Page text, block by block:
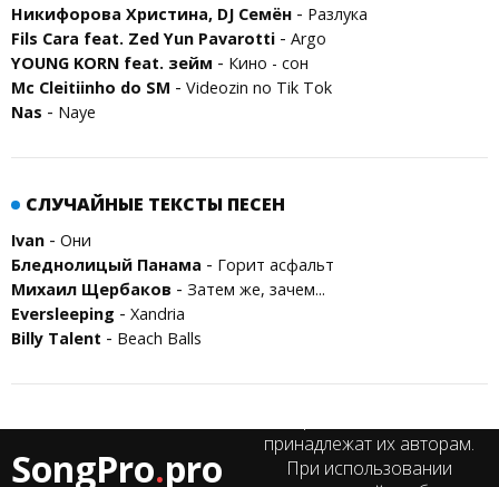
Никифорова Христина, DJ Семён - Разлука
Fils Cara feat. Zed Yun Pavarotti - Argo
YOUNG KORN feat. зейм - Кино - сон
Mc Cleitiinho do SM - Videozin no Tik Tok
Nas - Naye
СЛУЧАЙНЫЕ ТЕКСТЫ ПЕСЕН
Ivan - Они
Бледнолицый Панама - Горит асфальт
Михаил Щербаков - Затем же, зачем...
Eversleeping - Xandria
Billy Talent - Beach Balls
SongPro.pro
принадлежат их авторам.
При использовании